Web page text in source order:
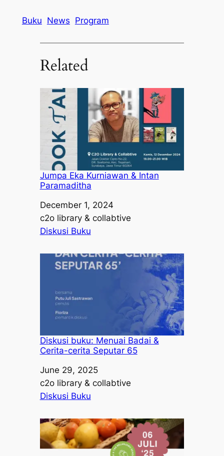
Buku News Program
Related
Jumpa Eka Kurniawan & Intan
Paramaditha
Date
December 1, 2024
Author
c2o library & collabtive
In relation to
Diskusi Buku
Diskusi buku: Menuai Badai &
Cerita-cerita Seputar 65
Date
June 29, 2025
Author
c2o library & collabtive
In relation to
Diskusi Buku